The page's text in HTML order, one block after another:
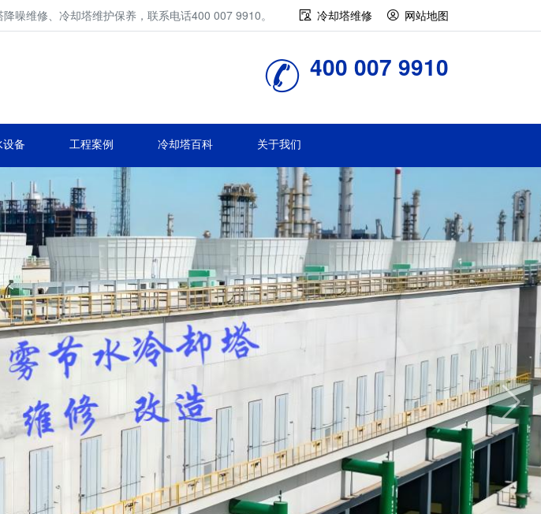
噪维修、冷却塔维护保养，联系电话400 007 9910。 冷却塔维修 网站地图
400 007 9910
备 工程案例 冷却塔百科 关于我们